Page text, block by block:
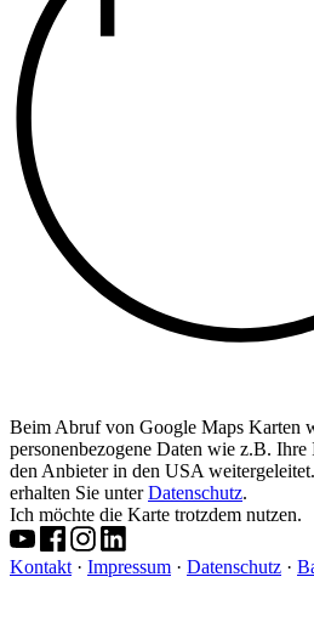
Beim Abruf von Google Maps Karten
personenbezogene Daten wie z.B. Ihre
den Anbieter in den USA
erhalten Sie unterDatenschutz.
Ich möchte die Karte trotzdem nutzen.
Kontakt · Impressum · Datenschutz ·